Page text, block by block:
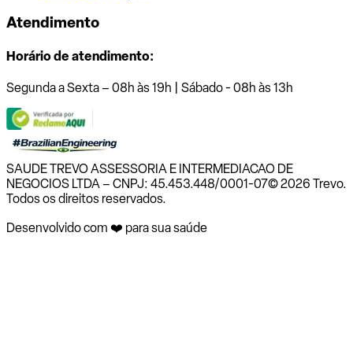
Atendimento
Horário de atendimento:
Segunda a Sexta – 08h às 19h | Sábado - 08h às 13h
SAUDE TREVO ASSESSORIA E INTERMEDIACAO DE
NEGOCIOS LTDA – CNPJ: 45.453.448/0001-07© 2026 Trevo.
Todos os direitos reservados.
Desenvolvido com ❤️ para sua saúde